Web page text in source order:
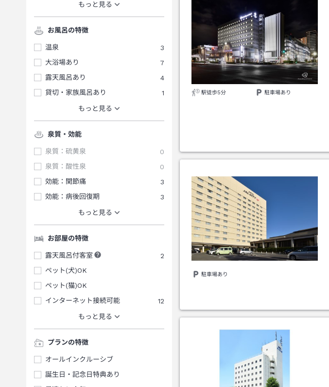
もっと見る
お風呂の特徴
温泉
3
大浴場あり
7
露天風呂あり
4
貸切・家族風呂あり
1
もっと見る
泉質・効能
泉質：硫黄泉
0
泉質：酸性泉
0
効能：関節痛
3
効能：病後回復期
3
もっと見る
お部屋の特徴
露天風呂付客室
2
ペット(犬)OK
ペット(猫)OK
インターネット接続可能
12
もっと見る
プランの特徴
オールインクルーシブ
誕生日・記念日特典あり
駅徒歩5分 駐車場あり
駐車場あり